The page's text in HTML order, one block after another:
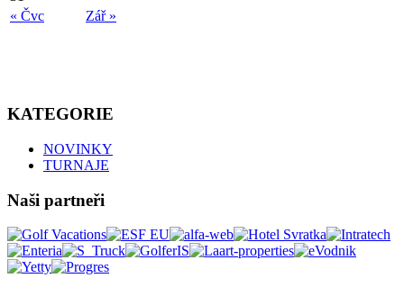
« Čvc Zář »
KATEGORIE
NOVINKY
TURNAJE
Naši partneři